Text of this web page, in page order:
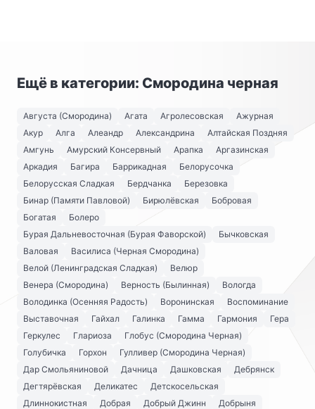
Ещё в категории: Смородина черная
Августа (Смородина) Агата Агролесовская
Ажурная
Акур
Алга Алеандр Александрина
Алтайская Поздняя
Амгунь
Амурский Консервный Арапка
Аргазинская
Аркадия
Багира Баррикадная
Белорусочка
Белорусская Сладкая
Бердчанка
Березовка
Бинар (Памяти Павловой)
Бирюлёвская
Бобровая
Богатая
Болеро
Бурая Дальневосточная (Бурая Фаворской)
Бычковская
Валовая
Василиса (Черная Смородина)
Велой (Ленинградская Сладкая)
Велюр
Венера (Смородина)
Верность (Былинная)
Вологда
Володинка (Осенняя Радость)
Воронинская
Воспоминание
Выставочная
Гайхал Галинка Гамма Гармония
Гера
Геркулес
Глариоза
Глобус (Смородина Черная)
Голубичка
Горхон
Гулливер (Смородина Черная)
Дар Смольяниновой
Дачница Дашковская
Дебрянск
Дегтярёвская
Деликатес
Детскосельская
Длиннокистная
Добрая Добрый Джинн
Добрыня